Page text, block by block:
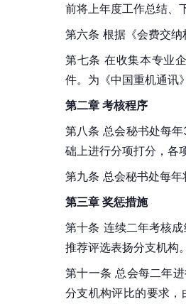
前将上年度工作总结、
第六条 根据《会费交
第七条 在收集本专业
件。为《中国重机通讯
第二章 考核程序
第八条 总会秘书处每
础上进行分项打分，各
第九条 总会秘书处每
第三章 奖惩措施
第十条 连续二年考核
推荐评选表扬分支机构
第十一条 总会每二年
分支机构评比的要求